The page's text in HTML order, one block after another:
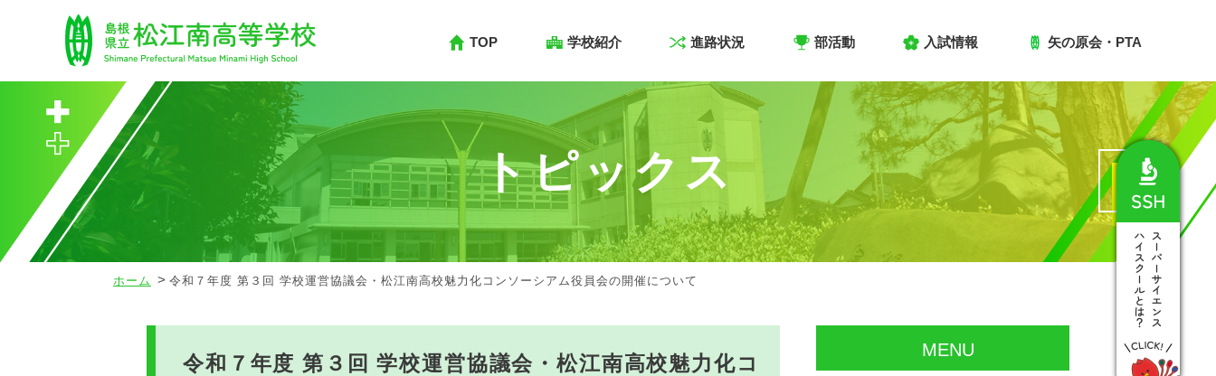
TOP 学校紹介 進路状況 部活動 入試情報 矢の原会・PTA
トピックス
ホーム 令和７年度 第３回 学校運営協議会・松江南高校魅力化コンソーシアム役員会の開催について
令和７年度 第３回 学校運営協議会・松江南高校魅力化コ
MENU